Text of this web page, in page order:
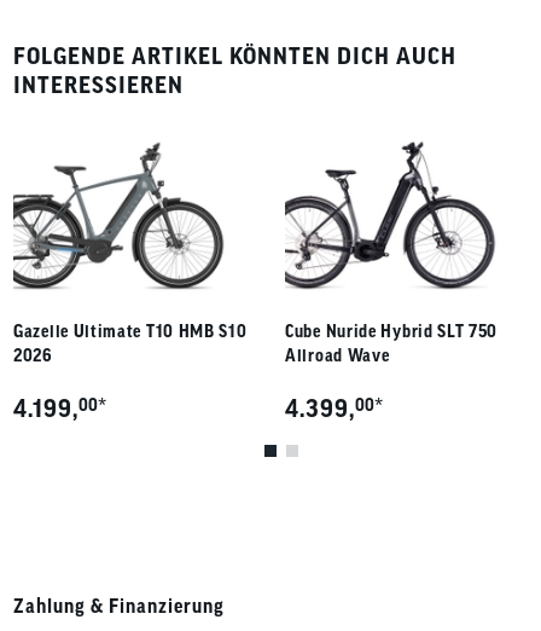
FOLGENDE ARTIKEL KÖNNTEN DICH AUCH
INTERESSIEREN
Gazelle Ultimate T10 HMB S10
2026
4.199,00*
Cube Nuride Hybrid SLT 750
Allroad Wave
4.399,00*
Zahlung & Finanzierung